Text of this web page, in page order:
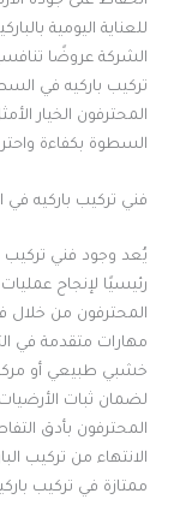
للعناية اليومية
الشركة عروضًا
تركيب باركيه في
المحترفون الخيار
السطوة بكفاءة
فني تركيب باركيه
يُعد وجود فني تركيب
رئيسيًا لإنجاح
المحترفون من خلال
مهارات متقدمة في
خشبي طبيعي أو
لضمان ثبات
المحترفون بأدق
الانتهاء من تركيب
ممتازة في تركيب